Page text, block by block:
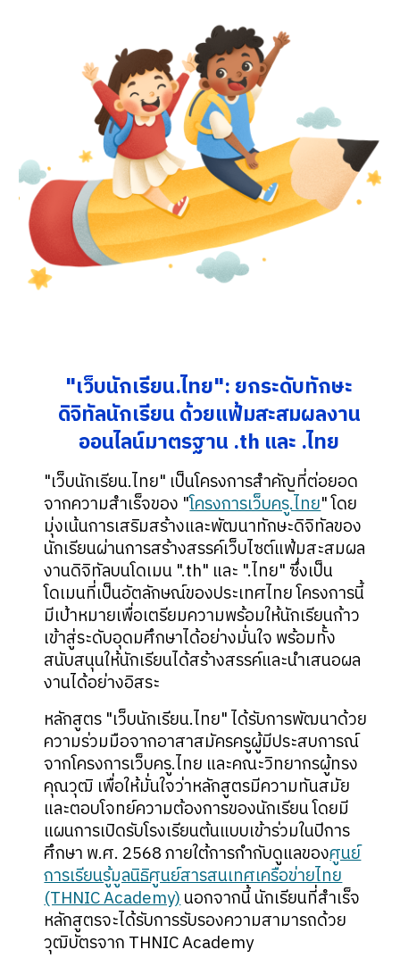
"เว็บนักเรียน.ไทย": ยกระดับทักษะ
ดิจิทัลนักเรียน ด้วยแฟ้มสะสมผลงาน
ออนไลน์มาตรฐาน .th และ .ไทย
"เว็บนักเรียน.ไทย" เป็นโครงการสำคัญที่ต่อยอด
จากความสำเร็จของ "โครงการเว็บครู.ไทย" โดย
มุ่งเน้นการเสริมสร้างและพัฒนาทักษะดิจิทัลของ
นักเรียนผ่านการสร้างสรรค์เว็บไซต์แฟ้มสะสมผล
งานดิจิทัลบนโดเมน ".th" และ ".ไทย" ซึ่งเป็น
โดเมนที่เป็นอัตลักษณ์ของประเทศไทย โครงการนี้
มีเป้าหมายเพื่อเตรียมความพร้อมให้นักเรียนก้าว
เข้าสู่ระดับอุดมศึกษาได้อย่างมั่นใจ พร้อมทั้ง
สนับสนุนให้นักเรียนได้สร้างสรรค์และนำเสนอผล
งานได้อย่างอิสระ
หลักสูตร "เว็บนักเรียน.ไทย" ได้รับการพัฒนาด้วย
ความร่วมมือจากอาสาสมัครครูผู้มีประสบการณ์
จากโครงการเว็บครู.ไทย และคณะวิทยากรผู้ทรง
คุณวุฒิ เพื่อให้มั่นใจว่าหลักสูตรมีความทันสมัย
และตอบโจทย์ความต้องการของนักเรียน โดยมี
แผนการเปิดรับโรงเรียนต้นแบบเข้าร่วมในปีการ
ศึกษา พ.ศ. 2568 ภายใต้การกำกับดูแลของศูนย์
การเรียนรู้มูลนิธิศูนย์สารสนเทศเครือข่ายไทย
(THNIC Academy)นอกจากนี้ นักเรียนที่สำเร็จ
หลักสูตรจะได้รับการรับรองความสามารถด้วย
วุฒิบัตรจาก THNIC Academy